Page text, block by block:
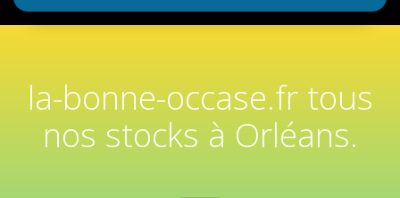
la-bonne-occase.fr tous
nos stocks à Orléans.